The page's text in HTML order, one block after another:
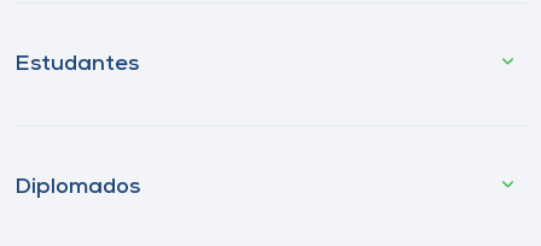
Estudantes
Diplomados